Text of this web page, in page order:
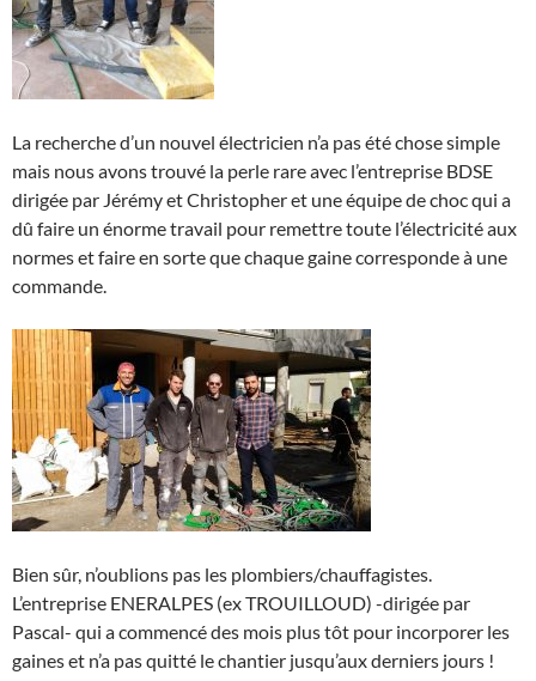
La recherche d’un nouvel électricien n’a pas été chose simple
mais nous avons trouvé la perle rare avec l’entreprise BDSE
dirigée par Jérémy et Christopher et une équipe de choc qui a
dû faire un énorme travail pour remettre toute l’électricité aux
normes et faire en sorte que chaque gaine corresponde à une
commande.
Bien sûr, n’oublions pas les plombiers/chauffagistes.
L’entreprise ENERALPES (ex TROUILLOUD) -dirigée par
Pascal- qui a commencé des mois plus tôt pour incorporer les
gaines et n’a pas quitté le chantier jusqu’aux derniers jours !